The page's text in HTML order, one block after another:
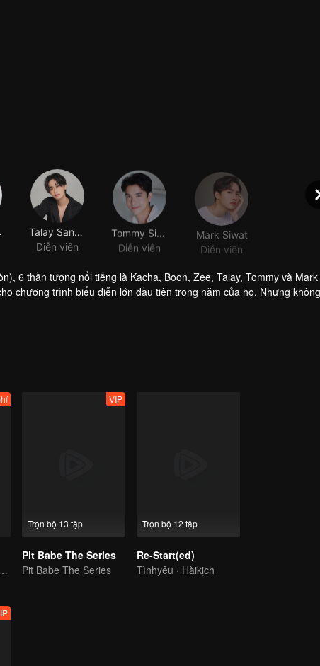
Diễn viên
Diễn viên
Mark Siwat
Diễn viên
6 thần tượng nổi tiếng là Kacha, Boon, Zee, Talay, Tommy và
chương trình biểu diễn lớn đầu tiên trong năm của họ. Nhưng
sống ở đây hơn 200 năm. Cô là một linh hồn cô đơn, điên cuồng, bị
idol này. Giữa họ xảy ra một loạt những sự hỗn loạn. Tình huống vừa
là ma ám thật, hay chỉ là trong sự tưởng tượng của họ...
meets, every color of heart beats
Trọn bộ 13 tập
VIP
Pit Babe The Series
Pit Babe The Series
Trọn bộ 12 tập
Re-Start(ed)
Tìnhyêu · Hàikịch